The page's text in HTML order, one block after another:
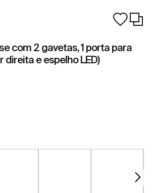
com 2 gavetas, 1 porta para
direita e espelho LED)